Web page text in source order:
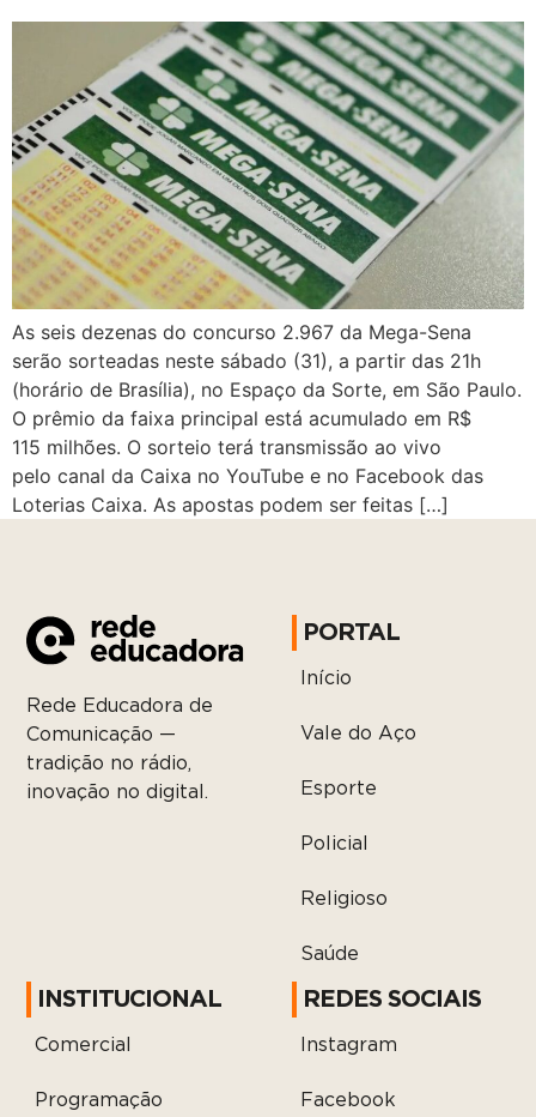
As seis dezenas do concurso 2.967 da Mega-Sena
serão sorteadas neste sábado (31), a partir das 21h
(horário de Brasília), no Espaço da Sorte, em São Paulo.
O prêmio da faixa principal está acumulado em R$
115 milhões. O sorteio terá transmissão ao vivo
pelo canal da Caixa no YouTube e no Facebook das
Loterias Caixa. As apostas podem ser feitas […]
Rede Educadora de
Comunicação —
tradição no rádio,
inovação no digital.
PORTAL
Início
Vale do Aço
Esporte
Policial
Religioso
Saúde
INSTITUCIONAL
Comercial
Programação
REDES SOCIAIS
Instagram
Facebook